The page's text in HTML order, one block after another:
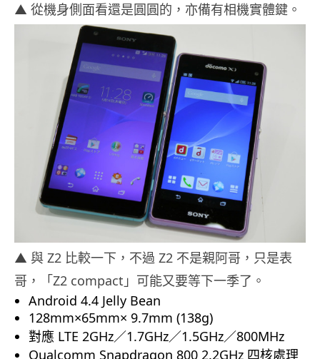
▲ 從機身側面看還是圓圓的，亦備有相機實體鍵。
▲ 與 Z2 比較一下，不過 Z2 不是親阿哥，只是表
哥，「Z2 compact」可能又要等下一季了。
Android 4.4 Jelly Bean
128mm×65mm× 9.7mm (138g)
對應 LTE 2GHz／1.7GHz／1.5GHz／800MHz
Qualcomm Snapdragon 800 2.2GHz 四核處理